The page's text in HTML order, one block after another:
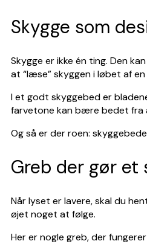
Skygge som
Skygge er ikke én ting. Den
at “læse” skyggen i løbet af
I et godt skyggebed er
farvetone kan bære bedet fra
Og så er der roen:
Greb der gør
Når lyset er lavere, skal du
øjet noget at følge.
Her er nogle greb, der